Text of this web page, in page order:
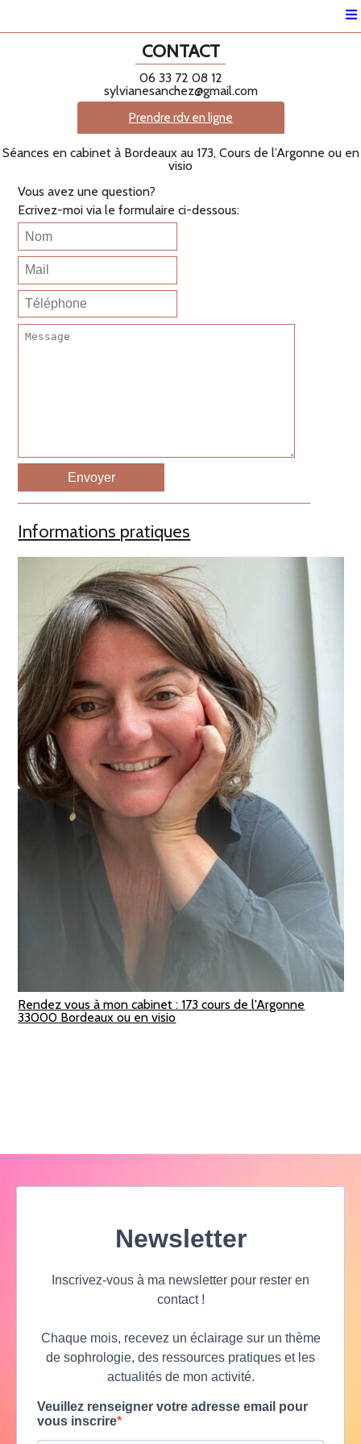
CONTACT
06 33 72 08 12
sylvianesanchez@gmail.com
Prendre rdv en ligne
Séances en cabinet à Bordeaux au 173, Cours de l’Argonne ou en
visio
Vous avez une question?
Ecrivez-moi via le formulaire ci-dessous:
Informations pratiques
Rendez vous à mon cabinet : 173 cours de l'Argonne
33000 Bordeaux ou en visio